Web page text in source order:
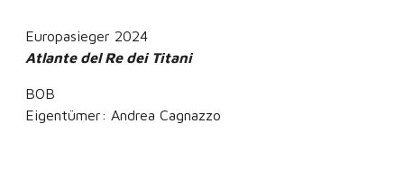
Europasieger 2024
Atlante del Re dei Titani
BOB
Eigentümer: Andrea Cagnazzo